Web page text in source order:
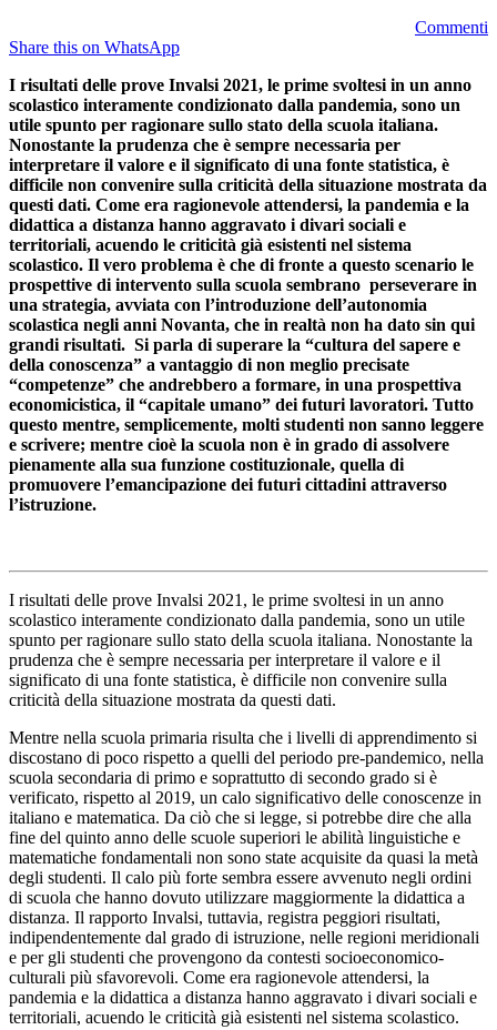
Commenti
Share this on WhatsApp
I risultati delle prove Invalsi 2021, le prime svoltesi in un anno
scolastico interamente condizionato dalla pandemia, sono un
utile spunto per ragionare sullo stato della scuola italiana.
Nonostante la prudenza che è sempre necessaria per
interpretare il valore e il significato di una fonte statistica, è
difficile non convenire sulla criticità della situazione mostrata da
questi dati. Come era ragionevole attendersi, la pandemia e la
didattica a distanza hanno aggravato i divari sociali e
territoriali, acuendo le criticità già esistenti nel sistema
scolastico. Il vero problema è che di fronte a questo scenario le
prospettive di intervento sulla scuola sembrano perseverare in
una strategia, avviata con l’introduzione dell’autonomia
scolastica negli anni Novanta, che in realtà non ha dato sin qui
grandi risultati. Si parla di superare la “cultura del sapere e
della conoscenza” a vantaggio di non meglio precisate
“competenze” che andrebbero a formare, in una prospettiva
economicistica, il “capitale umano” dei futuri lavoratori. Tutto
questo mentre, semplicemente, molti studenti non sanno leggere
e scrivere; mentre cioè la scuola non è in grado di assolvere
pienamente alla sua funzione costituzionale, quella di
promuovere l’emancipazione dei futuri cittadini attraverso
l’istruzione.
I risultati delle prove Invalsi 2021, le prime svoltesi in un anno
scolastico interamente condizionato dalla pandemia, sono un utile
spunto per ragionare sullo stato della scuola italiana. Nonostante la
prudenza che è sempre necessaria per interpretare il valore e il
significato di una fonte statistica, è difficile non convenire sulla
criticità della situazione mostrata da questi dati.
Mentre nella scuola primaria risulta che i livelli di apprendimento si
discostano di poco rispetto a quelli del periodo pre-pandemico, nella
scuola secondaria di primo e soprattutto di secondo grado si è
verificato, rispetto al 2019, un calo significativo delle conoscenze in
italiano e matematica. Da ciò che si legge, si potrebbe dire che alla
fine del quinto anno delle scuole superiori le abilità linguistiche e
matematiche fondamentali non sono state acquisite da quasi la metà
degli studenti. Il calo più forte sembra essere avvenuto negli ordini
di scuola che hanno dovuto utilizzare maggiormente la didattica a
distanza. Il rapporto Invalsi, tuttavia, registra peggiori risultati,
indipendentemente dal grado di istruzione, nelle regioni meridionali
e per gli studenti che provengono da contesti socioeconomico-
culturali più sfavorevoli. Come era ragionevole attendersi, la
pandemia e la didattica a distanza hanno aggravato i divari sociali e
territoriali, acuendo le criticità già esistenti nel sistema scolastico.